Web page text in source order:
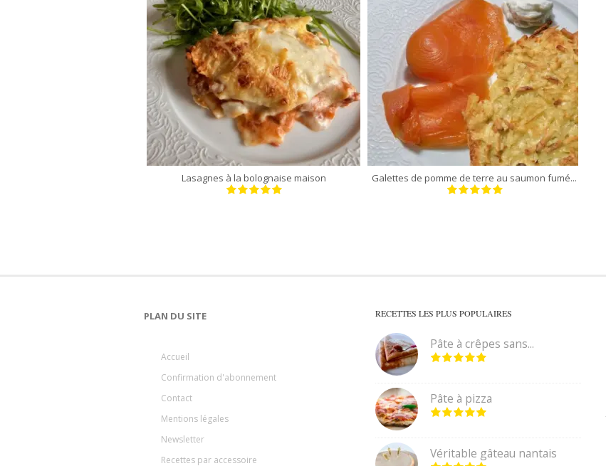
Lasagnes à la bolognaise maison
4 personnes
35 Min
Galettes de pomme de terre au saumon fumé...
PLAN DU SITE
Accueil
Confirmation d'abonnement
Contact
Mentions légales
Newsletter
Recettes par accessoire
RECETTES LES PLUS POPULAIRES
Pâte à crêpes sans...
Pâte à pizza
Véritable gâteau nantais